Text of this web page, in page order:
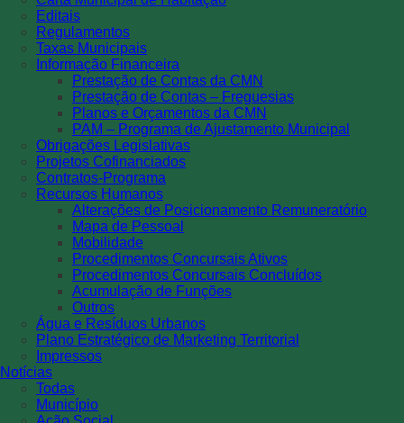
Editais
Regulamentos
Taxas Municipais
Informação Financeira
Prestação de Contas da CMN
Prestação de Contas – Freguesias
Planos e Orçamentos da CMN
PAM – Programa de Ajustamento Municipal
Obrigações Legislativas
Projetos Cofinanciados
Contratos-Programa
Recursos Humanos
Alterações de Posicionamento Remuneratório
Mapa de Pessoal
Mobilidade
Procedimentos Concursais Ativos
Procedimentos Concursais Concluídos
Acumulação de Funções
Outros
Água e Resíduos Urbanos
Plano Estratégico de Marketing Territorial
Impressos
Notícias
Todas
Município